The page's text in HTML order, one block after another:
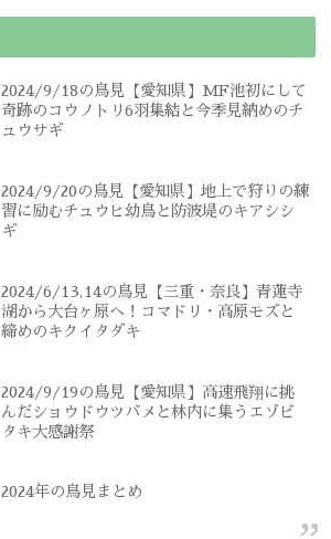
2024/9/18の鳥見【愛知県】MF池初にして
奇跡のコウノトリ6羽集結と今季見納めのチ
ュウサギ
2024/9/20の鳥見【愛知県】地上で狩りの練
習に励むチュウヒ幼鳥と防波堤のキアシシ
ギ
2024/6/13,14の鳥見【三重・奈良】青蓮寺
湖から大台ヶ原へ！コマドリ・高原モズと
締めのキクイタダキ
2024/9/19の鳥見【愛知県】高速飛翔に挑
んだショウドウツバメと林内に集うエゾビ
タキ大感謝祭
2024年の鳥見まとめ